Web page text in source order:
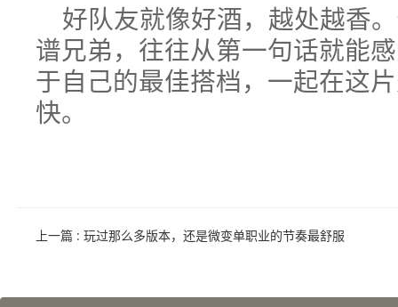
好队友就像好酒，越处越香
谱兄弟，往往从第一句话就能
于自己的最佳搭档，一起在这
快。
上一篇 : 玩过那么多版本，还是微变单职业的节奏最舒服